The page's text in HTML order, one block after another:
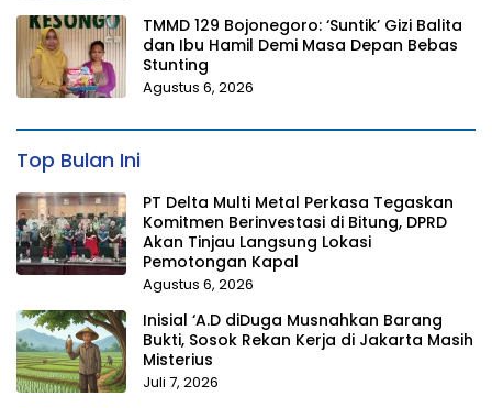
TMMD 129 Bojonegoro: ‘Suntik’ Gizi Balita
dan Ibu Hamil Demi Masa Depan Bebas
Stunting
Agustus 6, 2026
Top Bulan Ini
PT Delta Multi Metal Perkasa Tegaskan
Komitmen Berinvestasi di Bitung, DPRD
Akan Tinjau Langsung Lokasi
Pemotongan Kapal
Agustus 6, 2026
Inisial ‘A.D diDuga Musnahkan Barang
Bukti, Sosok Rekan Kerja di Jakarta Masih
Misterius
Juli 7, 2026